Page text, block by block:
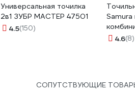
Универсальная точилка
2в1 ЗУБР МАСТЕР 47501
4.5(150)
Samura
1000/
4.6(8)
СОПУТСТВУЮЩИЕ